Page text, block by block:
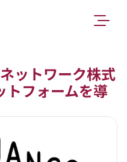
ットワーク株式
フォームを導